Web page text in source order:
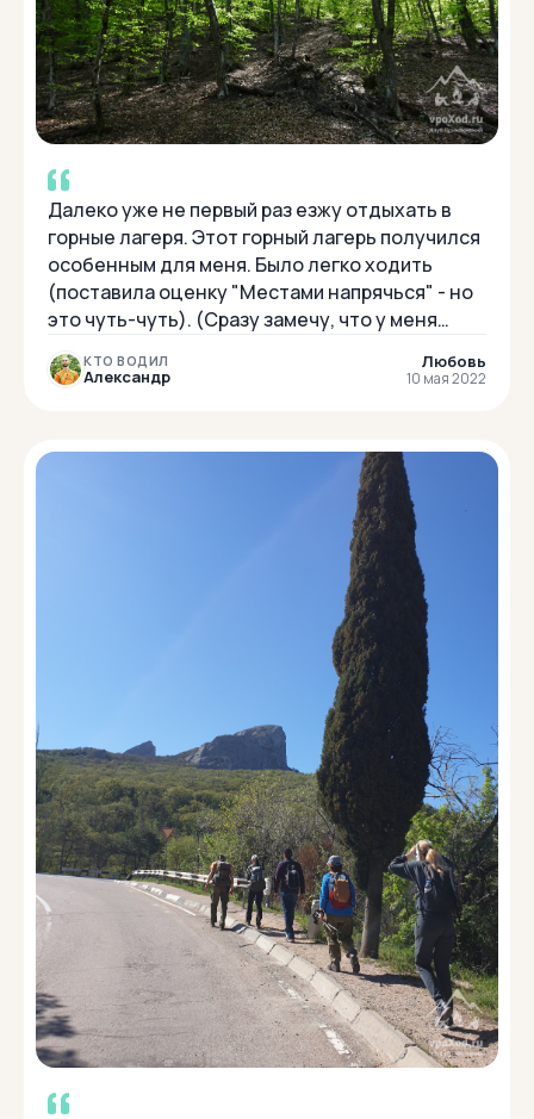
Далеко уже не первый раз езжу отдыхать в
горные лагеря. Этот горный лагерь получился
особенным для меня. Было легко ходить
(поставила оценку "Местами напрячься" - но
это чуть-чуть). (Сразу замечу, что у меня
КТО ВОДИЛ
Александр
Любовь
10 мая 2022